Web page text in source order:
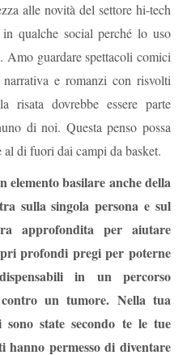
alle novità del settore hi-tech
qualche social perché lo uso
Amo guardare spettacoli comici
e romanzi con risvolti
risata dovrebbe essere parte
di noi. Questa penso possa
al di fuori dai campi da basket.
elemento basilare anche della
sulla singola persona e sul
approfondita per aiutare
profondi pregi per poterne
in un percorso
un tumore. Nella tua
sono state secondo te le tue
hanno permesso di diventare